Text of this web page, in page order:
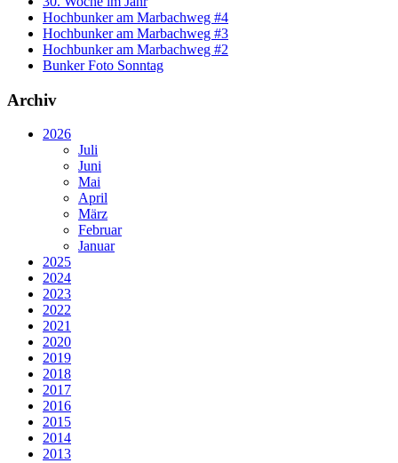
Hochbunker am Marbachweg #4
Hochbunker am Marbachweg #3
Hochbunker am Marbachweg #2
Bunker Foto Sonntag
Archiv
2026
Juli
Juni
Mai
April
März
Februar
Januar
2025
2024
2023
2022
2021
2020
2019
2018
2017
2016
2015
2014
2013